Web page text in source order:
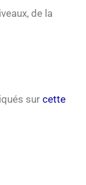
de la
sur cette